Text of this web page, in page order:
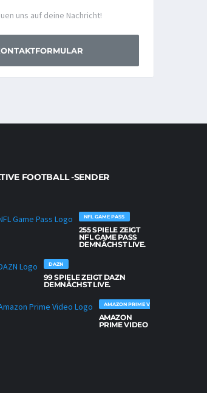
uns auf deine Nachricht!
FOOTBALL -SENDER
NFL GAME PASS
255 SPIELE ZEIGT
NFL GAME PASS
DEMNÄCHST LIVE.
DAZN
99 SPIELE ZEIGT DAZN
DEMNÄCHST LIVE.
AMAZON PRIME VIDEO
AMAZON
PRIME VIDEO